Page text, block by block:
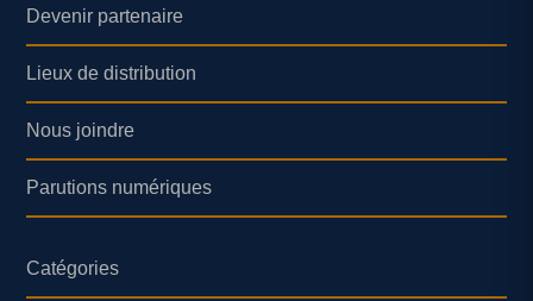
Devenir partenaire
Lieux de distribution
Nous joindre
Parutions numériques
Catégories